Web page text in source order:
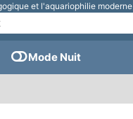
et l'aquariophilie moderne
Mode Nuit